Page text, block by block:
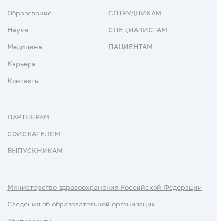
Образование
Наука
Медицина
Карьера
Контакты
СОТРУДНИКАМ
СПЕЦИАЛИСТАМ
ПАЦИЕНТАМ
ПАРТНЕРАМ
СОИСКАТЕЛЯМ
ВЫПУСКНИКАМ
Министерство здравоохранения Российской Федерации
Сведения об образовательной организации